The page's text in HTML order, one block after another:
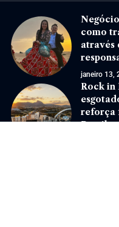
como
através
janeiro 13,
Rock in
reforça
Brasil